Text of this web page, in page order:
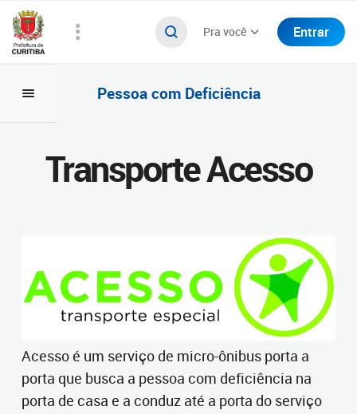
Pra você Entrar
Pessoa com Deficiência
Transporte Acesso
Acesso é um serviço de micro-ônibus porta a
porta que busca a pessoa com deficiência na
porta de casa e a conduz até a porta do serviço